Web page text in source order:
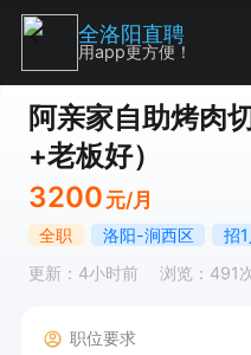
阿亲家自助烤肉
+老板好）
3200 元/月
全职 洛阳-涧西区
招1
更新：4小时前
浏览：491
职位要求
全洛阳直聘
用app更方便！